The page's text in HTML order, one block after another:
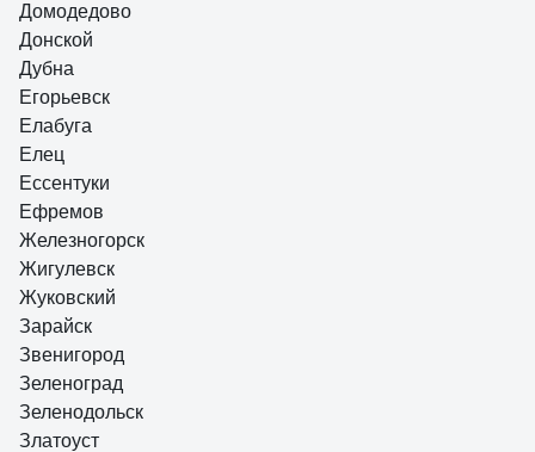
Домодедово
Донской
Дубна
Егорьевск
Елабуга
Елец
Ессентуки
Ефремов
Железногорск
Жигулевск
Жуковский
Зарайск
Звенигород
Зеленоград
Зеленодольск
Златоуст